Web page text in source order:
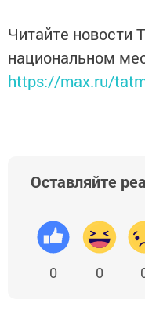
Читайте новости
национальном
https://max.ru/
Оставляйте
0 0